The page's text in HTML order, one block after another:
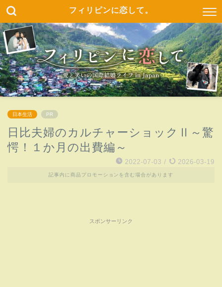
フィリピンに恋して。
日本生活 PR
日比夫婦のカルチャーショックⅡ～驚
愕！１か月の出費編～
2022-07-03 / 2026-03-19
記事内に商品プロモーションを含む場合があります
スポンサーリンク